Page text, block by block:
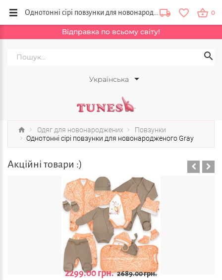
Відправка по всьому світу!
Українська
0
Одяг для новонароджених
Повзунки
Однотонні сірі повзунки для новонародженого Gray
Акційні товари :)
2299.00 грн. 2689.00 грн.